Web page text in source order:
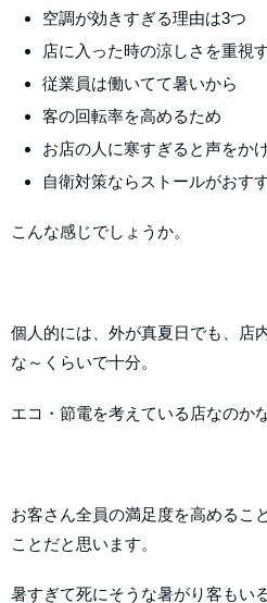
空調が効きすぎる理由は3つ
店に入った時の涼しさを重視
従業員は働いてて暑いから
客の回転率を高めるため
お店の人に寒すぎると声をか
自衛対策ならストールがおす
こんな感じでしょうか。
個人的には、外が真夏日でも、店
な～くらいで十分。
エコ・節電を考えている店なのか
お客さん全員の満足度を高めるこ
ことだと思います。
暑すぎて死にそうな暑がり客もい